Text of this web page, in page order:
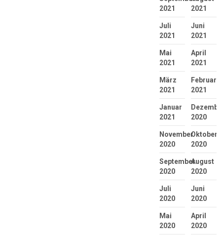
2021
2021
Juli
2021
Juni
2021
Mai
2021
April
2021
März
2021
Februar
2021
Januar
2021
2020
November
2020
Oktober
2020
September
2020
August
2020
Juli
2020
Juni
2020
Mai
2020
April
2020